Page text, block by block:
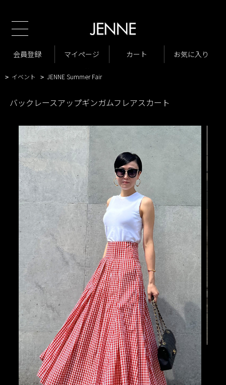
会員登録 マイページ カート お気に入り
TOP
商品一覧 > スカート > フレアスカート
> イベント > JENNE Summer Fair
バックレースアップギンガムフレアスカート